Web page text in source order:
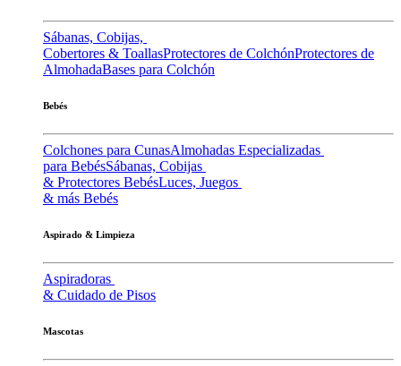
Sábanas, Cobijas,
Cobertores & ToallasProtectores de ColchónProtectores de
AlmohadaBases para Colchón
Bebés
Colchones para CunasAlmohadas Especializadas
para BebésSábanas, Cobijas
& Protectores BebésLuces, Juegos
& más Bebés
Aspirado & Limpieza
Aspiradoras
& Cuidado de Pisos
Mascotas